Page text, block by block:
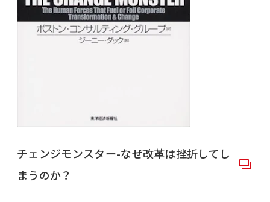
チェンジモンスター-なぜ改革は挫折してし
まうのか？